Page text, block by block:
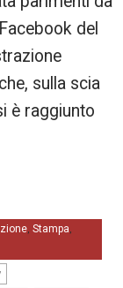
del
sulla scia
è raggiunto
,Stampa,